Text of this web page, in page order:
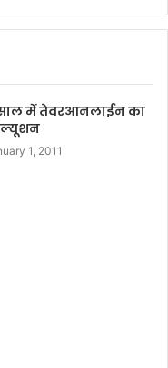
में तेवरआनलाईन का
1, 2011